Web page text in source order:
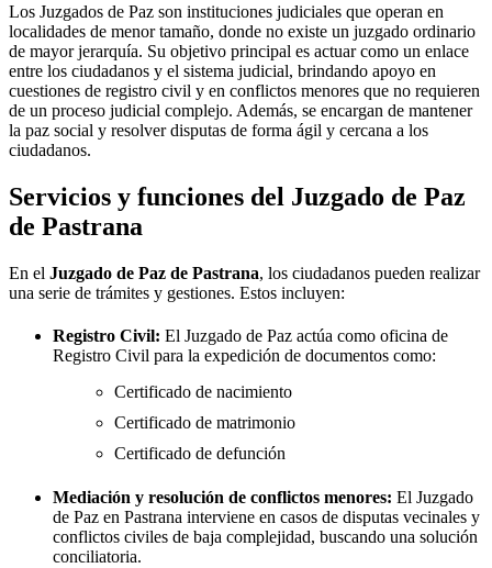
Los Juzgados de Paz son instituciones judiciales que operan en
localidades de menor tamaño, donde no existe un juzgado ordinario
de mayor jerarquía. Su objetivo principal es actuar como un enlace
entre los ciudadanos y el sistema judicial, brindando apoyo en
cuestiones de registro civil y en conflictos menores que no requieren
de un proceso judicial complejo. Además, se encargan de mantener
la paz social y resolver disputas de forma ágil y cercana a los
ciudadanos.
Servicios y funciones del Juzgado de Paz
de Pastrana
En el Juzgado de Paz de Pastrana, los ciudadanos pueden realizar
una serie de trámites y gestiones. Estos incluyen:
Registro Civil: El Juzgado de Paz actúa como oficina de
Registro Civil para la expedición de documentos como:
Certificado de nacimiento
Certificado de matrimonio
Certificado de defunción
Mediación y resolución de conflictos menores: El Juzgado
de Paz en Pastrana interviene en casos de disputas vecinales y
conflictos civiles de baja complejidad, buscando una solución
conciliatoria.